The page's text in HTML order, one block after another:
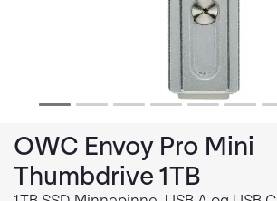
OWC Envoy Pro Mini
Thumbdrive 1TB